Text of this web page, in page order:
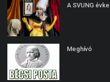
A SVUNG
Meghívó